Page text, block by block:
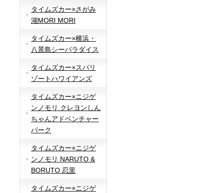
タイムズカー×さがみ
湖MORI MORI
タイムズカー×横浜・
八景島シーパラダイス
タイムズカー×スパリ
ゾートハワイアンズ
タイムズカー×ニジゲ
ンノモリ クレヨンしん
ちゃんアドベンチャー
パーク
タイムズカー×ニジゲ
ンノモリ NARUTO &
BORUTO 忍里
タイムズカー×ニジゲ